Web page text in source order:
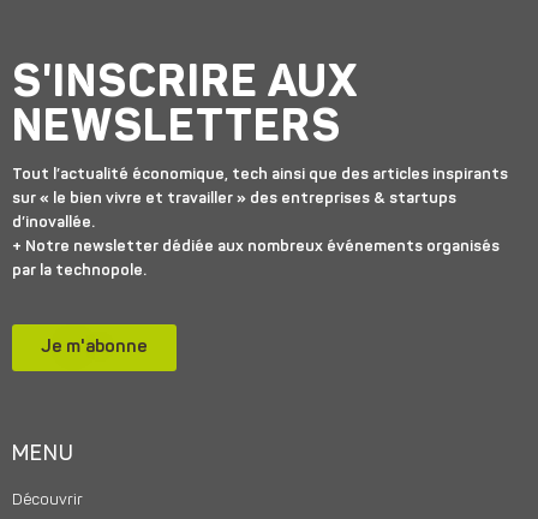
S'INSCRIRE AUX
NEWSLETTERS
Tout l’actualité économique, tech ainsi que des articles inspirants
sur « le bien vivre et travailler » des entreprises & startups
d’inovallée.
+ Notre newsletter dédiée aux nombreux événements organisés
par la technopole.
Je m'abonne
MENU
Découvrir